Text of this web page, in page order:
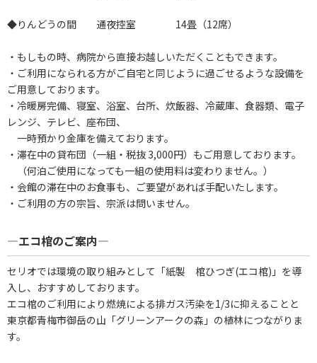
◆りんどうの間 通夜控室 14畳（12席）
・もしもの時、病院から直接お越しいただくこともできます。
・ご利用になられる方がご自宅と同じように過ごせるような設備を
ご用意しております。
・冷暖房完備、寝室、浴室、台所、炊飯器、冷蔵庫、食器類、電子
レンジ、テレビ、座布団、
一時預かり金庫を備えております。
・滞在中の貸布団（一組・税抜 3,000円）もご用意しております。
（何泊ご使用になっても一組の使用料は変わりません。）
・会館の滞在中のお食事も、ご要望があれば手配いたします。
・ご利用の方の宗旨、宗派は問いません。
―エコ棺のご案内―
セリオでは環境の取り組みとして「紙製 棺ひつぎ(エコ棺)」を導
入し、おすすめしております。
エコ棺のご利用により燃焼による排ガス汚染を1/3に抑えることと
東京都青梅市御岳の山「グリーンアークの森」の植林につながりま
す。